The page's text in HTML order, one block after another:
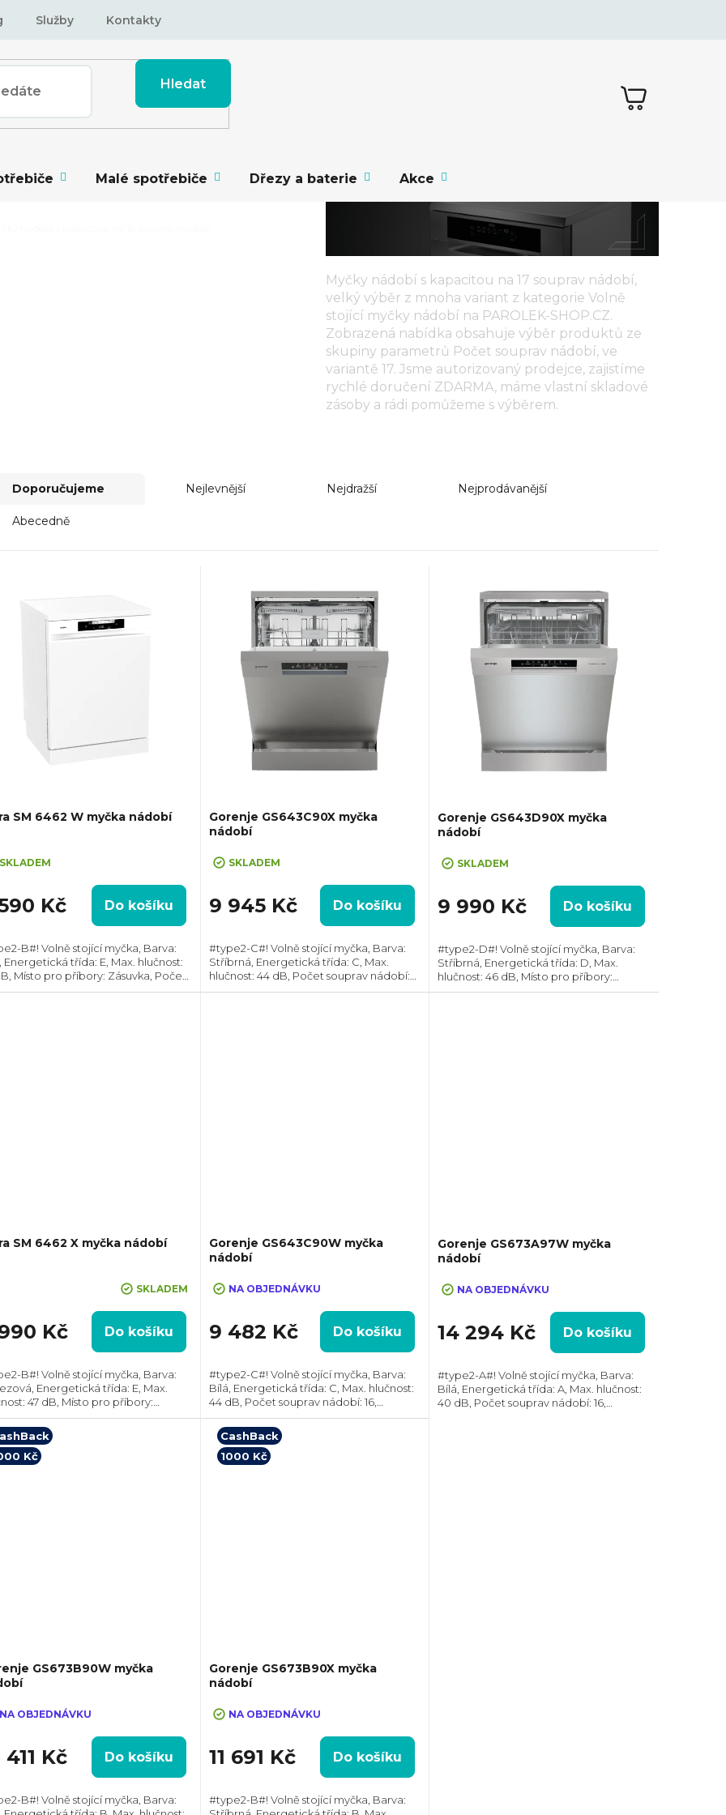
Služby Kontakty
Hledat
NÁKUPNÍ
KOŠÍK
Malé spotřebiče Dřezy a baterie Akce
Myčky nádobí s kapacitou na 17 souprav nádobí,
velký výběr z mnoha variant z kategorie Volně
stojící myčky nádobí na PAROLEK-SHOP.CZ.
Zobrazená nabídka obsahuje výběr produktů ze
skupiny parametrů Počet souprav nádobí, ve
variantě 17. Jsme autorizovaný prodejce, zajistíme
rychlé doručení ZDARMA, máme vlastní skladové
zásoby a rádi pomůžeme s výběrem.
Doporučujeme Nejlevnější Nejdražší Nejprodávanější
Abecedně
SM 6462 W myčka nádobí
SKLADEM
Kč Do košíku
B#! Volně stojící myčka, Barva:
Energetická třída: E, Max. hlučnost:
Místo pro příbory: Zásuvka, Počet
nádobí: 16, Počet programů: 6,
Gorenje GS643C90X myčka
nádobí
recenzeSKLADEM
9 945 Kč Do košíku
#type2-C#! Volně stojící myčka, Barva:
Stříbrná, Energetická třída: C, Max.
hlučnost: 44 dB, Počet souprav nádobí:
16, Spotřeba vody na cyklus: 9.9 l,
Gorenje GS643D90X myčka
nádobí
recenzeSKLADEM
9 990 Kč Do košíku
#type2-D#! Volně stojící myčka, Barva:
Stříbrná, Energetická třída: D, Max.
hlučnost: 46 dB, Místo pro příbory:
Zásuvka, Počet souprav nádobí: 16,
SM 6462 X myčka nádobí
SKLADEM
Kč Do košíku
B#! Volně stojící myčka, Barva:
Energetická třída: E, Max.
47 dB, Místo pro příbory:
Počet souprav nádobí: 16,
programů: 6, Spotřeba vody na
11 l,...
Gorenje GS643C90W myčka
nádobí
NA OBJEDNÁVKU
9 482 Kč Do košíku
#type2-C#! Volně stojící myčka, Barva:
Bílá, Energetická třída: C, Max. hlučnost:
44 dB, Počet souprav nádobí: 16,
Spotřeba vody na cyklus: 9.9 l
Gorenje GS673A97W myčka
nádobí
NA OBJEDNÁVKU
14 294 Kč Do košíku
#type2-A#! Volně stojící myčka, Barva:
Bílá, Energetická třída: A, Max. hlučnost:
40 dB, Počet souprav nádobí: 16,
Kč
GS673B90W myčka
gorenje.cz
NA OBJEDNÁVKU
411 Kč Do košíku
B#! Volně stojící myčka, Barva:
CashBack
1000 Kč
Gorenje GS673B90X myčka
nádobí
stránkách gorenje.cz
NA OBJEDNÁVKU
11 691 Kč Do košíku
#type2-B#! Volně stojící myčka, Barva: